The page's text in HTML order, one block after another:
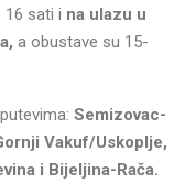
16 sati i na ulazu u
a obustave su 15-
Semizovac-
Vakuf/Uskoplje,
i Bijeljina-Rača.